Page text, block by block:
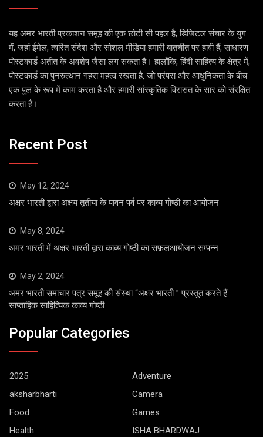
यह अमर भारती प्रकाशन समूह की एक छोटी सी पहल है, डिजिटल संचार के युग
में, जहां ईमेल, त्वरित संदेश और सोशल मीडिया हमारी बातचीत पर हावी हैं, साधारण
पोस्टकार्ड अतीत के अवशेष जैसा लग सकता है। हालाँकि, हिंदी साहित्य के क्षेत्र में,
पोस्टकार्ड का पुनरुत्थान गहरा महत्व रखता है, जो परंपरा और आधुनिकता के बीच
एक पुल के रूप में काम करता है और हमारी सांस्कृतिक विरासत के सार को संरक्षित
करता है।
Recent Post
May 12, 2024
अक्षर भारती द्वारा अक्षय तृतीया के पावन पर्व पर काव्य गोष्ठी का आयोजन
May 8, 2024
अमर भारती में अक्षर भारती द्वारा काव्य गोष्ठी का सफ़लआयोजन सम्पन्न
May 2, 2024
अमर भारती समाचार पत्र समूह की संस्था “अक्षर भारती ” प्रस्तुत करते हैं
साप्ताहिक साहित्यिक काव्य गोष्ठी
Popular Categories
2025
Adventure
aksharbharti
Camera
Food
Games
Health
ISHA BHARDWAJ